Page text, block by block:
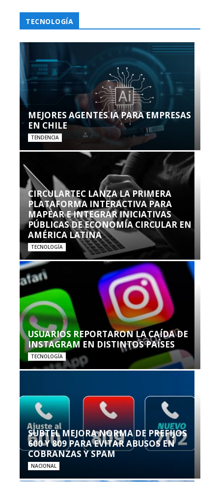
TECNOLOGÍA
MEJORES AGENTES IA PARA EMPRESAS
EN CHILE
TENDENCIA
CIRCULARTEC LANZA LA PRIMERA
PLATAFORMA INTERACTIVA PARA
MAPEAR E INTEGRAR INICIATIVAS
PÚBLICAS DE ECONOMÍA CIRCULAR EN
AMÉRICA LATINA
TECNOLOGÍA
USUARIOS REPORTARON LA CAÍDA DE
INSTAGRAM EN DISTINTOS PAÍSES
TECNOLOGÍA
SUBTEL MEJORA NORMA DE PREFIJOS
600 Y 809 PARA EVITAR ABUSOS EN
COBRANZAS Y SPAM
NACIONAL